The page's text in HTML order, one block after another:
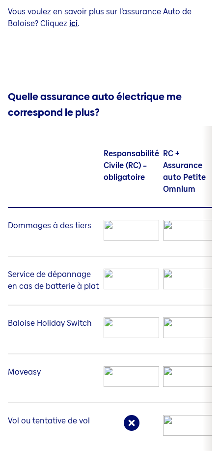
Vous voulez en savoir plus sur l’assurance Auto de
Baloise? Cliquez ici.
Quelle assurance auto électrique me
correspond le plus?
Responsabilité
Civile (RC) –
obligatoire
RC +
Assurance
auto Petite
Omnium
Dommages à des tiers
Service de dépannage
en cas de batterie à plat
Baloise Holiday Switch
Moveasy
Vol ou tentative de vol